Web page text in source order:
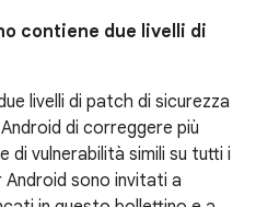
contiene due livelli di
livelli di patch di sicurezza
di correggere più
di vulnerabilità simili su tutti i
sono invitati a